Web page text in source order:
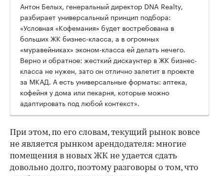
Антон Белых, генеральный директор DNA Realty,
разбирает универсальный принцип подбора:
«Условная «Кофемания» будет востребована в
больших ЖК бизнес-класса, а в огромных
«муравейниках» эконом-класса ей делать нечего.
Верно и обратное: жесткий дискаунтер в ЖК бизнес-
класса не нужен, зато он отлично залетит в проекте
за МКАД. А есть универсальные форматы: аптека,
кофейня у дома или пекарня, которые можно
адаптировать под любой контекст».
При этом, по его словам, текущий рынок вовсе
не является рынком арендодателя: многие
помещения в новых ЖК не удается сдать
довольно долго, поэтому разговоры о том, что